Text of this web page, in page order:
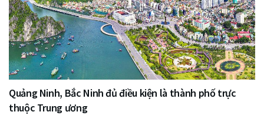
Quảng Ninh, Bắc Ninh đủ điều kiện là thành phố trực
thuộc Trung ương